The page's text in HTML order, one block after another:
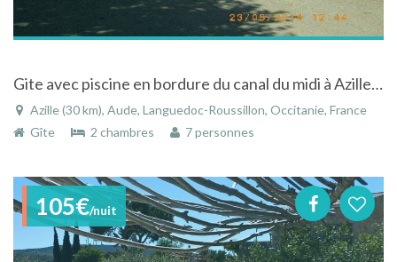
Gite avec piscine en bordure du canal du midi à Azille dans l'Aude dans le Languedoc-Roussillon
Azille (30 km), Aude, Languedoc-Roussillon, Occitanie, France
Gîte
2 chambres 7 personnes
105€/nuit